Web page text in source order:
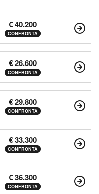
€ 40.200
CONFRONTA
€ 26.600
CONFRONTA
€ 29.800
CONFRONTA
€ 33.300
CONFRONTA
€ 36.300
CONFRONTA